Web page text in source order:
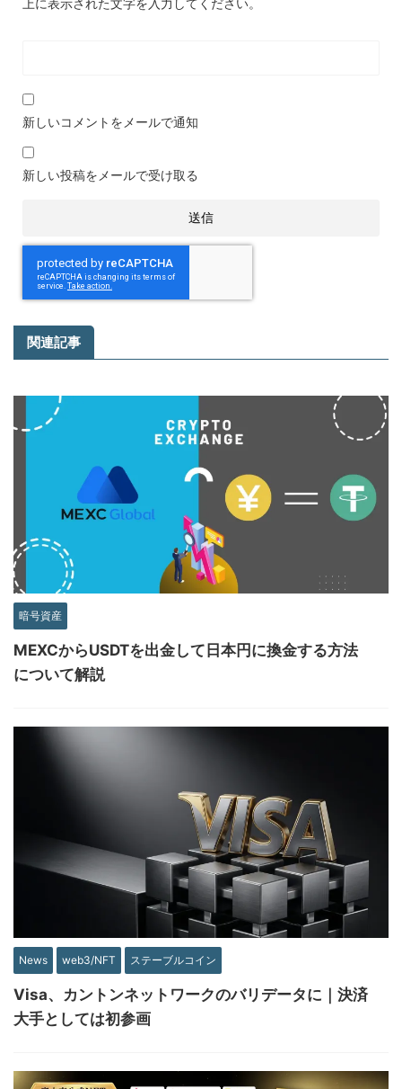
上に表示された文字を入力してください。
新しいコメントをメールで通知
新しい投稿をメールで受け取る
関連記事
暗号資産
MEXCからUSDTを出金して日本円に換金する方法
について解説
News web3/NFT ステーブルコイン
Visa、カントンネットワークのバリデータに｜決済
大手としては初参画